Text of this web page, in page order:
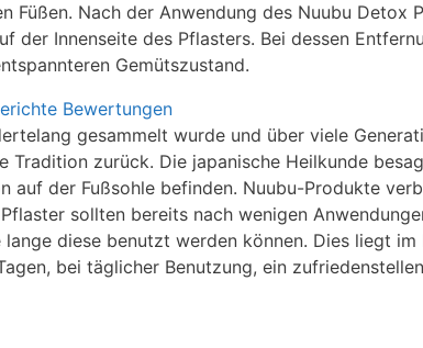
Nach der Anwendung des Nuubu Detox
Innenseite des Pflasters. Bei dessen
Gemütszustand.
gesammelt wurde und über viele
zurück. Die japanische Heilkunde
der Fußsohle befinden. Nuubu-Produkte
sollten bereits nach wenigen
diese benutzt werden können. Dies liegt im
bei täglicher Benutzung, ein